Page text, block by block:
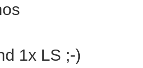
1x LS ;-)